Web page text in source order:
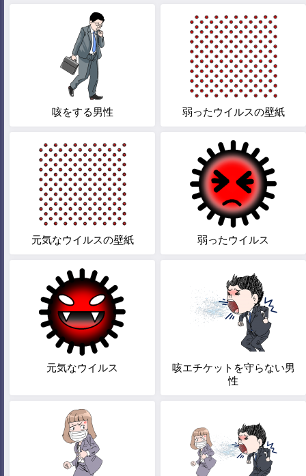
咳をする男性 弱ったウイルスの壁紙
元気なウイルスの壁紙 弱ったウイルス
元気なウイルス
咳エチケットを守らない男
性